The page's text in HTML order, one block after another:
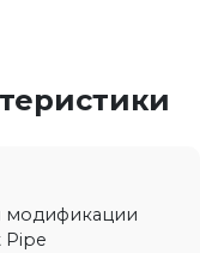
модификации
Pipe